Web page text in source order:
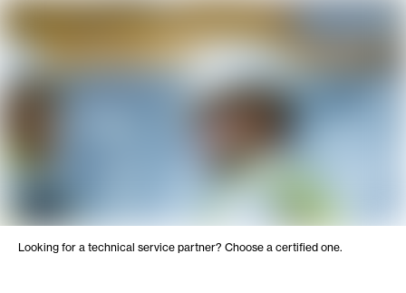
Looking for a technical service partner? Choose a certified one.